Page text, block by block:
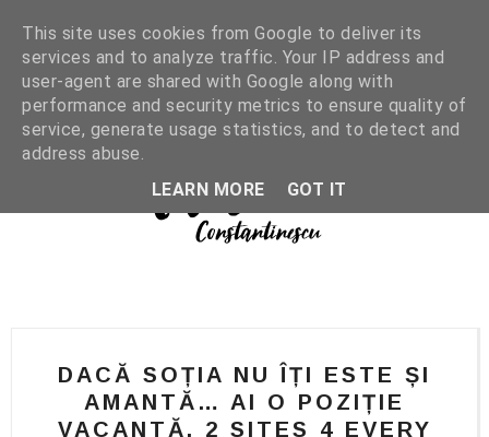
DACĂ SOȚIA NU ÎȚI ESTE ȘI
AMANTĂ… AI O POZIȚIE
VACANTĂ. 2 SITES 4 EVERY
This site uses cookies from Google to deliver its
services and to analyze traffic. Your IP address and
user-agent are shared with Google along with
performance and security metrics to ensure quality of
service, generate usage statistics, and to detect and
address abuse.
LEARN MORE
GOT IT